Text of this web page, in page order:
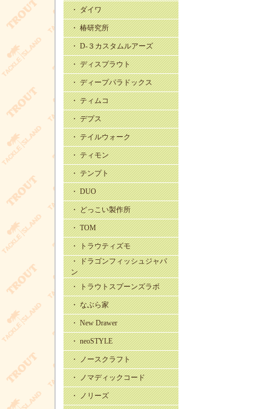
・ ダイワ
・ 椿研究所
・ D-３カスタムルアーズ
・ ディスプラウト
・ ディープパラドックス
・ ティムコ
・ デプス
・ テイルウォーク
・ ティモン
・ テンプト
・ DUO
・ どっこい製作所
・ TOM
・ トラウティズモ
・ ドラゴンフィッシュジャパ
ン
・ トラウトスプーンズラボ
・ なぶら家
・ New Drawer
・ neoSTYLE
・ ノースクラフト
・ ノマディックコード
・ ノリーズ